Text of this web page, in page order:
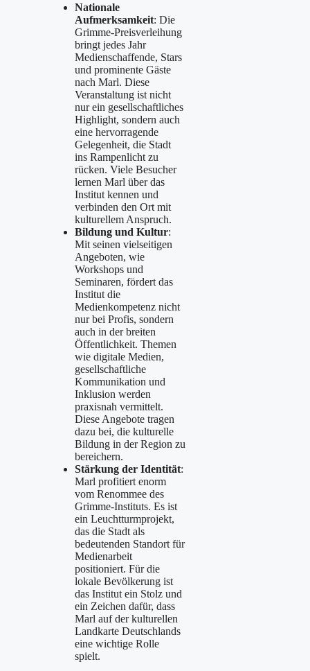
Nationale
Aufmerksamkeit: Die
Grimme-Preisverleihung
bringt jedes Jahr
Medienschaffende, Stars
und prominente Gäste
nach Marl. Diese
Veranstaltung ist nicht
nur ein gesellschaftliches
Highlight, sondern auch
eine hervorragende
Gelegenheit, die Stadt
ins Rampenlicht zu
rücken. Viele Besucher
lernen Marl über das
Institut kennen und
verbinden den Ort mit
kulturellem Anspruch.
Bildung und Kultur:
Mit seinen vielseitigen
Angeboten, wie
Workshops und
Seminaren, fördert das
Institut die
Medienkompetenz nicht
nur bei Profis, sondern
auch in der breiten
Öffentlichkeit. Themen
wie digitale Medien,
gesellschaftliche
Kommunikation und
Inklusion werden
praxisnah vermittelt.
Diese Angebote tragen
dazu bei, die kulturelle
Bildung in der Region zu
bereichern.
Stärkung der Identität:
Marl profitiert enorm
vom Renommee des
Grimme-Instituts. Es ist
ein Leuchtturmprojekt,
das die Stadt als
bedeutenden Standort für
Medienarbeit
positioniert. Für die
lokale Bevölkerung ist
das Institut ein Stolz und
ein Zeichen dafür, dass
Marl auf der kulturellen
Landkarte Deutschlands
eine wichtige Rolle
spielt.